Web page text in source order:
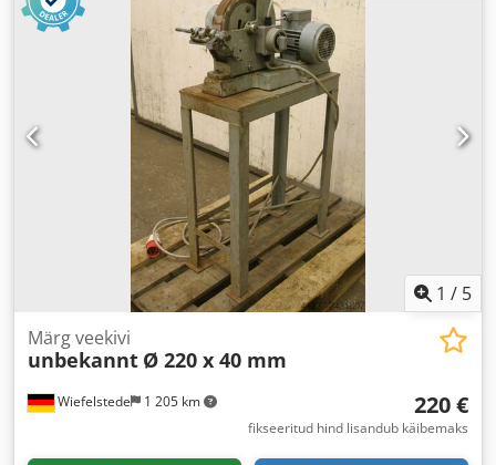
1 / 5
Wiefelstede 1 205 km
Märg veekivi
unbekannt Ø 220 x 40 mm
220 €
fikseeritud hind lisandub käibemaks